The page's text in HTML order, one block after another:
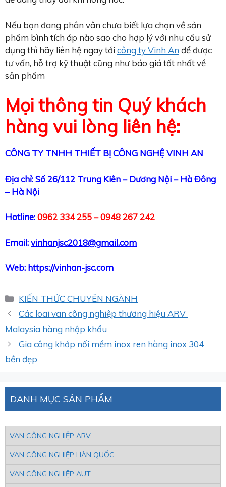
Nếu bạn đang phân vân chưa biết lựa chọn về sản
phẩm bình tích áp nào sao cho hợp lý với nhu cầu sử
dụng thì hãy liên hệ ngay tớicông ty Vinh An để được
tư vấn, hỗ trợ kỹ thuật cũng như báo giá tốt nhất về
sản phẩm
Mọi thông tin Quý khách
hàng vui lòng liên hệ:
CÔNG TY TNHH THIẾT BỊ CÔNG NGHỆ VINH AN
Địa chỉ: Số 26/112 Trung Kiên – Dương Nội – Hà Đông
– Hà Nội
Hotline:0962 334 255 – 0948 267 242
Email:vinhanjsc2018@gmail.com
Web: https://vinhan-jsc.com
Danh
mục
KIẾN THỨC CHUYÊN NGÀNH
Các loai van công nghiệp thương hiệu ARV
Malaysia hàng nhập khẩu
Gia công khớp nối mềm inox ren hàng inox 304
bền đẹp
DANH MỤC SẢN PHẨM
VAN CÔNG NGHIỆP ARV
VAN CÔNG NGHIỆP HÀN QUỐC
VAN CÔNG NGHIỆP AUT